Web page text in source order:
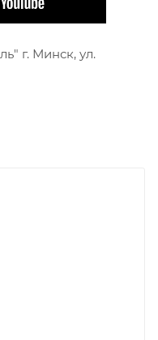
г. Минск, ул.